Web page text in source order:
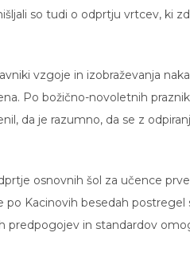
so tudi o odprtju vrtcev, ki
vzgoje in izobraževanja
Po božično-novoletnih
da je razumno, da se z
osnovnih šol za učence
po Kacinovih besedah postregel
in standardov